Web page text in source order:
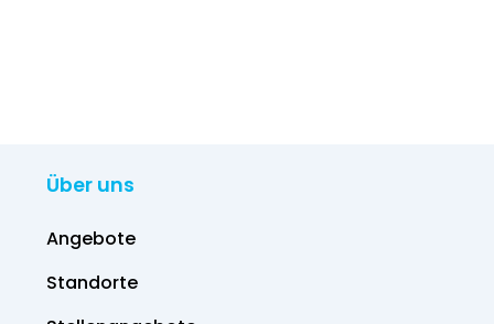
Über uns
Angebote
Standorte